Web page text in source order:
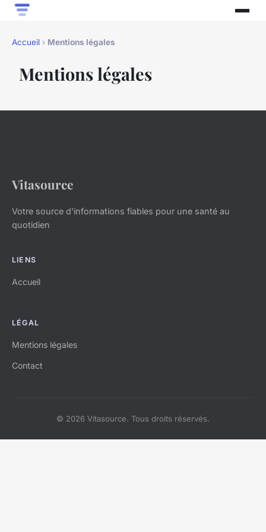
Accueil › Mentions légales
Mentions légales
Vitasource
Votre source d'informations fiables pour une santé au
quotidien
LIENS
Accueil
LÉGAL
Mentions légales
Contact
© 2026 Vitasource. Tous droits réservés.